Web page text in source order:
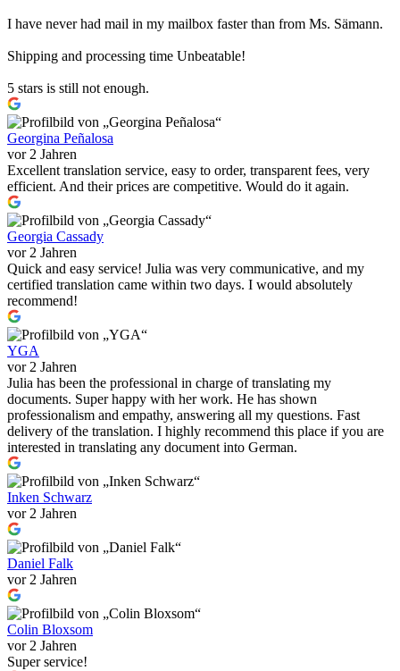
I have never had mail in my mailbox faster than from Ms. Sämann.
Shipping and processing time Unbeatable!
5 stars is still not enough.
Georgina Peñalosa
vor 2 Jahren
Excellent translation service, easy to order, transparent fees, very
efficient. And their prices are competitive. Would do it again.
Georgia Cassady
vor 2 Jahren
Quick and easy service! Julia was very communicative, and my
certified translation came within two days. I would absolutely
recommend!
YGA
vor 2 Jahren
Julia has been the professional in charge of translating my
documents. Super happy with her work. He has shown
professionalism and empathy, answering all my questions. Fast
delivery of the translation. I highly recommend this place if you are
interested in translating any document into German.
Inken Schwarz
vor 2 Jahren
Daniel Falk
vor 2 Jahren
Colin Bloxsom
vor 2 Jahren
Super service!